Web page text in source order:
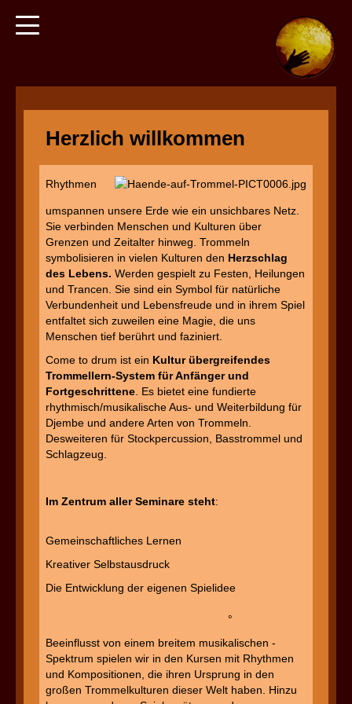
Herzlich willkommen
Rhythmen
umspannen unsere Erde wie ein unsichbares Netz.
Sie verbinden Menschen und Kulturen über
Grenzen und Zeitalter hinweg. Trommeln
symbolisieren in vielen Kulturen den Herzschlag
des Lebens. Werden gespielt zu Festen, Heilungen
und Trancen. Sie sind ein Symbol für natürliche
Verbundenheit und Lebensfreude und in ihrem Spiel
entfaltet sich zuweilen eine Magie, die uns
Menschen tief berührt und faziniert.
Come to drum ist ein Kultur übergreifendes
Trommellern-System für Anfänger und
Fortgeschrittene. Es bietet eine fundierte
rhythmisch/musikalische Aus- und Weiterbildung für
Djembe und andere ­Arten von Trommeln.
Desweiteren für Stockpercussion, Basstrommel und
Schlagzeug.
Im Zentrum aller Seminare steht:
Gemeinschaftliches Lernen
Kreativer Selbstausdruck
Die Entwicklung der eigenen Spielidee
°
Beeinflusst von einem breitem musikalischen ­
Spektrum spielen wir in den Kursen mit Rhythmen
und Kompositionen, die ihren Ursprung in den
großen Trommelkulturen dieser Welt haben. Hinzu